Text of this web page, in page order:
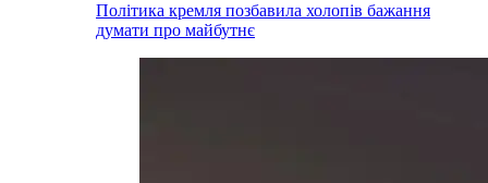
Політика кремля позбавила холопів бажання
думати про майбутнє